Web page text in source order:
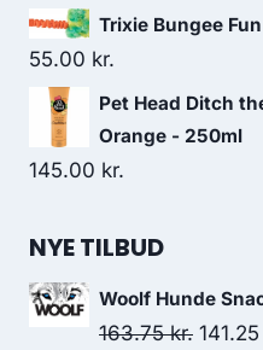
Trixie Bungee
55.00 kr.
Pet Head Ditch
Orange - 250ml
145.00 kr.
NYE TILBUD
Woolf Hunde
163.75kr. Den
141.25